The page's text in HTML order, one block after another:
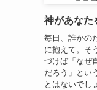
神があなた
毎日、誰かの
に抱えて。そ
づけば「なぜ
だろう」とい
とはないでし